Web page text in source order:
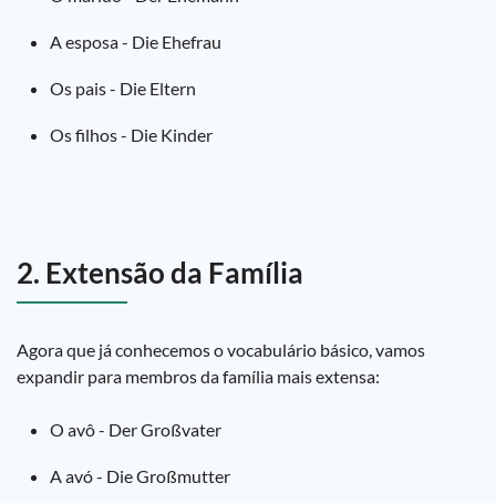
A esposa - Die Ehefrau
Os pais - Die Eltern
Os filhos - Die Kinder
2. Extensão da Família
Agora que já conhecemos o vocabulário básico, vamos
expandir para membros da família mais extensa:
O avô - Der Großvater
A avó - Die Großmutter